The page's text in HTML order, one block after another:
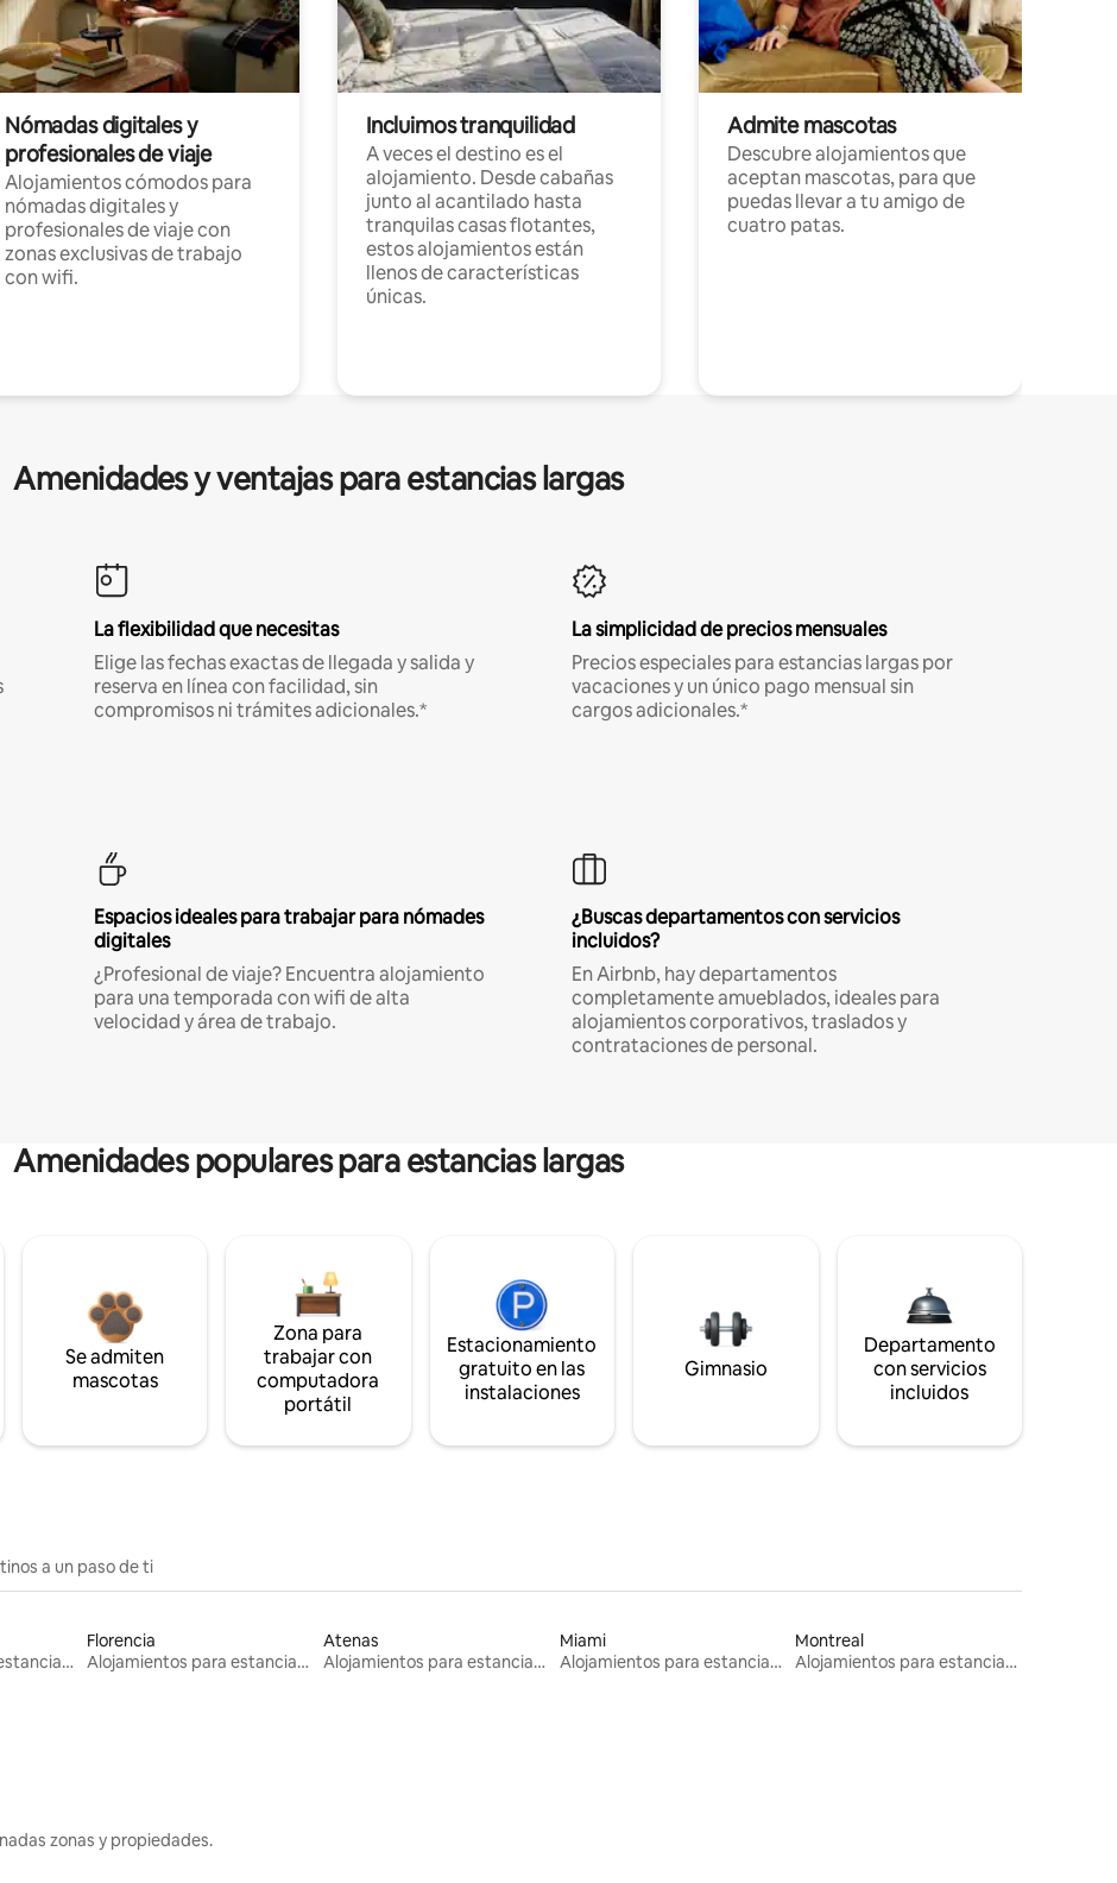
Nómadas digitales y
profesionales de viaje
Alojamientos cómodos para
nómadas digitales y
profesionales de viaje con
zonas exclusivas de trabajo
con wifi.
Incluimos tranquilidad
A veces el destino es el
alojamiento. Desde cabañas
junto al acantilado hasta
tranquilas casas flotantes,
estos alojamientos están
llenos de características
únicas.
Admite mascotas
Descubre alojamientos que
aceptan mascotas, para que
puedas llevar a tu amigo de
cuatro patas.
Amenidades y ventajas para estancias largas
La flexibilidad que necesitas
Elige las fechas exactas de llegada y salida y
reserva en línea con facilidad, sin
compromisos ni trámites adicionales.*
La simplicidad de precios mensuales
Precios especiales para estancias largas por
vacaciones y un único pago mensual sin
cargos adicionales.*
Espacios ideales para trabajar para nómades
digitales
¿Profesional de viaje? Encuentra alojamiento
para una temporada con wifi de alta
velocidad y área de trabajo.
¿Buscas departamentos con servicios
incluidos?
En Airbnb, hay departamentos
completamente amueblados, ideales para
alojamientos corporativos, traslados y
contrataciones de personal.
Amenidades populares para estancias largas
Se admiten
mascotas
Zona para
trabajar con
computadora
portátil
Estacionamiento
gratuito en las
instalaciones
Gimnasio
Departamento
con servicios
incluidos
a un paso de ti
Alojamientos para estancias largas
Florencia
Alojamientos para estancias largas
Atenas
Alojamientos para estancias largas
Miami
Alojamientos para estancias largas
Montreal
Alojamientos para estancias largas
zonas y propiedades.